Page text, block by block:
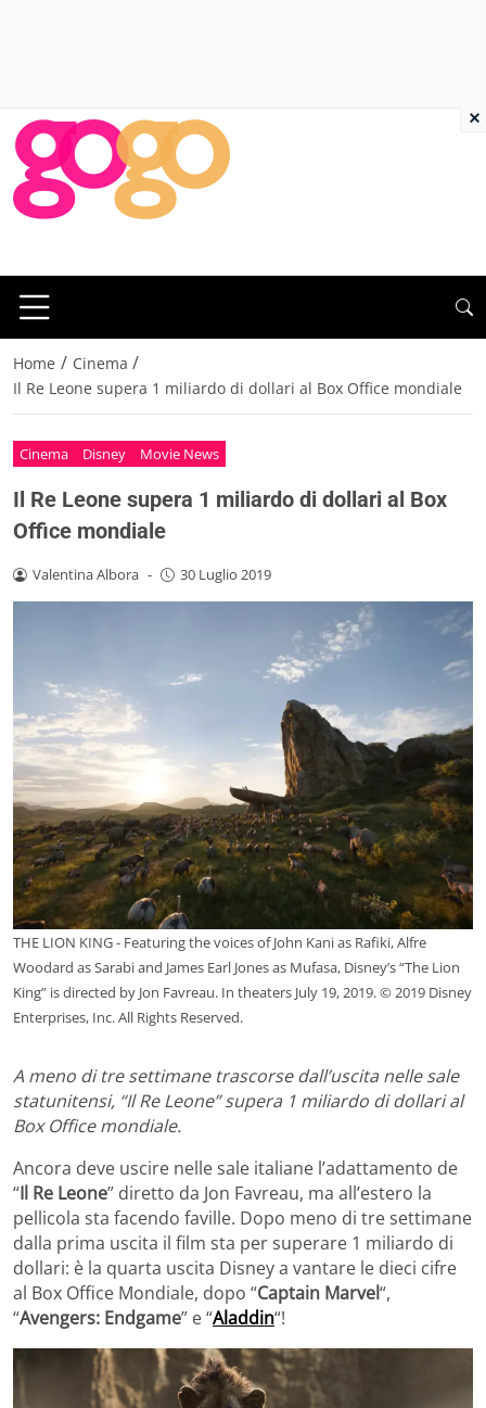
Home / Cinema /
Il Re Leone supera 1 miliardo di dollari al Box Office mondiale
Cinema Disney Movie News
Il Re Leone supera 1 miliardo di dollari al Box
Office mondiale
Valentina Albora - 30 Luglio 2019
THE LION KING - Featuring the voices of John Kani as Rafiki, Alfre
Woodard as Sarabi and James Earl Jones as Mufasa, Disney’s “The Lion
King” is directed by Jon Favreau. In theaters July 19, 2019. © 2019 Disney
Enterprises, Inc. All Rights Reserved.
A meno di tre settimane trascorse dall’uscita nelle sale
statunitensi, “Il Re Leone” supera 1 miliardo di dollari al
Box Office mondiale.
Ancora deve uscire nelle sale italiane l’adattamento de
“Il Re Leone” diretto da Jon Favreau, ma all’estero la
pellicola sta facendo faville. Dopo meno di tre settimane
dalla prima uscita il film sta per superare 1 miliardo di
dollari: è la quarta uscita Disney a vantare le dieci cifre
al Box Office Mondiale, dopo “Captain Marvel“,
“Avengers: Endgame” e “Aladdin“!
×